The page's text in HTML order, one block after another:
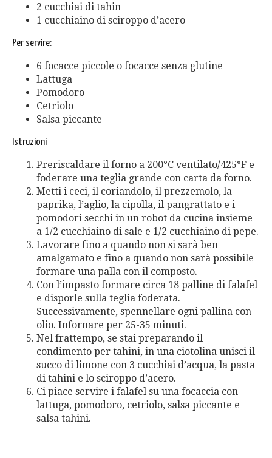
2 cucchiai di tahin
1 cucchiaino di sciroppo d’acero
Per servire:
6 focacce piccole o focacce senza glutine
Lattuga
Pomodoro
Cetriolo
Salsa piccante
Istruzioni
Preriscaldare il forno a 200°C ventilato/425°F e
foderare una teglia grande con carta da forno.
Metti i ceci, il coriandolo, il prezzemolo, la
paprika, l’aglio, la cipolla, il pangrattato e i
pomodori secchi in un robot da cucina insieme
a 1/2 cucchiaino di sale e 1/2 cucchiaino di pepe.
Lavorare fino a quando non si sarà ben
amalgamato e fino a quando non sarà possibile
formare una palla con il composto.
Con l’impasto formare circa 18 palline di falafel
e disporle sulla teglia foderata.
Successivamente, spennellare ogni pallina con
olio. Infornare per 25-35 minuti.
Nel frattempo, se stai preparando il
condimento per tahini, in una ciotolina unisci il
succo di limone con 3 cucchiai d’acqua, la pasta
di tahini e lo sciroppo d’acero.
Ci piace servire i falafel su una focaccia con
lattuga, pomodoro, cetriolo, salsa piccante e
salsa tahini.